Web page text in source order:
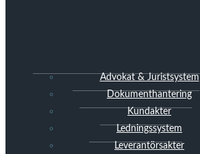
Advokat & Juristsystem
Dokumenthantering
Kundakter
Ledningssystem
Leverantörsakter